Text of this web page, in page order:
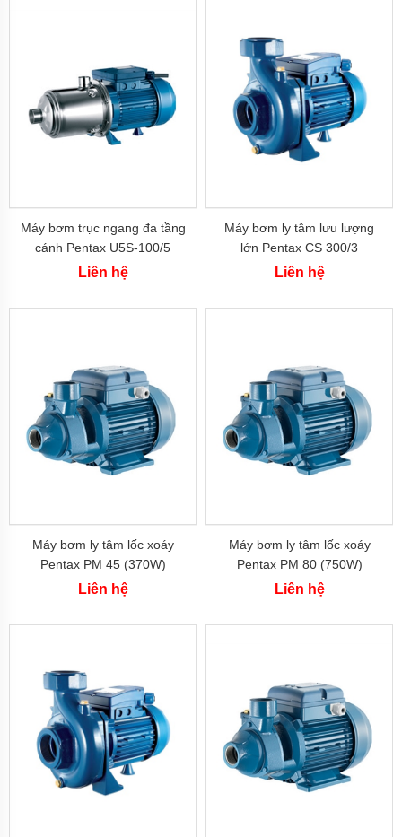
Máy
bơm
SELTON-
Việt
bơm
DAPHOVINA
Việt
HOWAKI
Nam
Loan
APP
Máy bơm trục ngang đa tầng
cánh Pentax U5S-100/5
(750W)
Liên hệ
Máy bơm ly tâm lưu lượng
lớn Pentax CS 300/3
Liên hệ
Máy bơm ly tâm lốc xoáy
Pentax PM 45 (370W)
Liên hệ
Máy bơm ly tâm lốc xoáy
Pentax PM 80 (750W)
Liên hệ